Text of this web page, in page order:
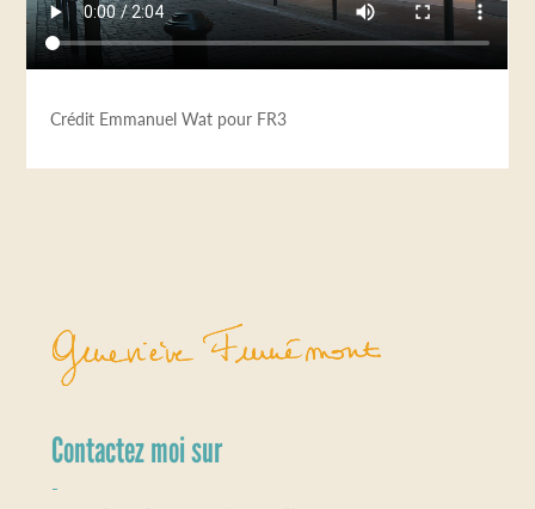
Crédit Emmanuel Wat pour FR3
Contactez moi sur
-